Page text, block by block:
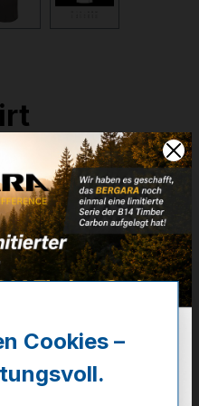
Sie sich jetzt.
Cookies –